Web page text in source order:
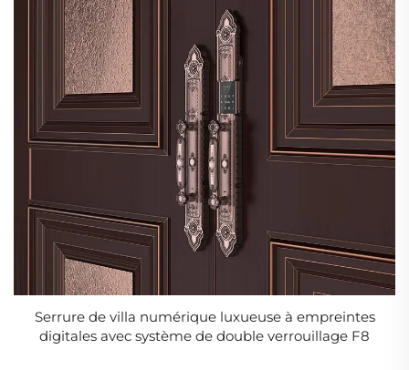
Serrure de villa numérique luxueuse à empreintes
digitales avec système de double verrouillage F8